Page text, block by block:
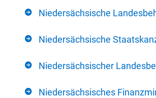
Niedersächsische
Niedersächsische
Niedersächsischer
Niedersächsisches